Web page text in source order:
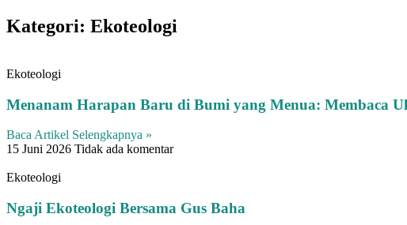
Kategori: Ekoteologi
Ekoteologi
Menanam Harapan Baru di Bumi yang Menua: Membaca
Baca Artikel Selengkapnya »
15 Juni 2026 Tidak ada komentar
Ekoteologi
Ngaji Ekoteologi Bersama Gus Baha